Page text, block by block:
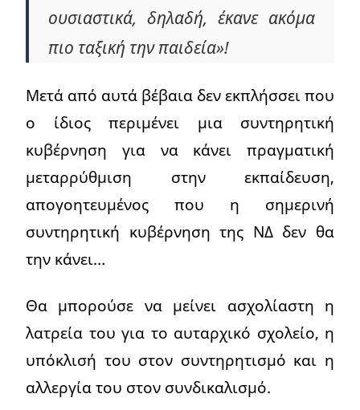
ουσιαστικά, δηλαδή, έκανε ακόμα
πιο ταξική την παιδεία»!
Μετά από αυτά βέβαια δεν εκπλήσσει που
ο ίδιος περιμένει μια συντηρητική
κυβέρνηση για να κάνει πραγματική
μεταρρύθμιση στην εκπαίδευση,
απογοητευμένος που η σημερινή
συντηρητική κυβέρνηση της ΝΔ δεν θα
την κάνει…
Θα μπορούσε να μείνει ασχολίαστη η
λατρεία του για το αυταρχικό σχολείο, η
υπόκλισή του στον συντηρητισμό και η
αλλεργία του στον συνδικαλισμό.